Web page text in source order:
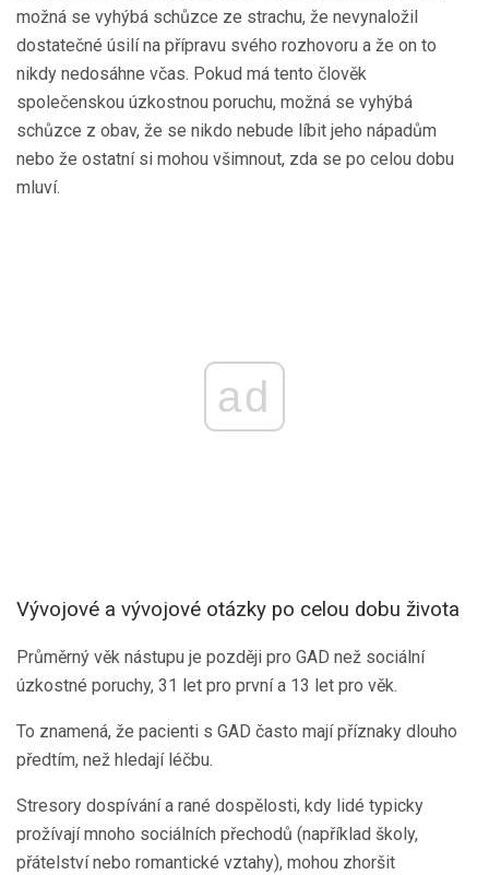
možná se vyhýbá schůzce ze strachu, že nevynaložil
dostatečné úsilí na přípravu svého rozhovoru a že on to
nikdy nedosáhne včas. Pokud má tento člověk
společenskou úzkostnou poruchu, možná se vyhýbá
schůzce z obav, že se nikdo nebude líbit jeho nápadům
nebo že ostatní si mohou všimnout, zda se po celou dobu
mluví.
ad
Vývojové a vývojové otázky po celou dobu života
Průměrný věk nástupu je později pro GAD než sociální
úzkostné poruchy, 31 let pro první a 13 let pro věk.
To znamená, že pacienti s GAD často mají příznaky dlouho
předtím, než hledají léčbu.
Stresory dospívání a rané dospělosti, kdy lidé typicky
prožívají mnoho sociálních přechodů (například školy,
přátelství nebo romantické vztahy), mohou zhoršit